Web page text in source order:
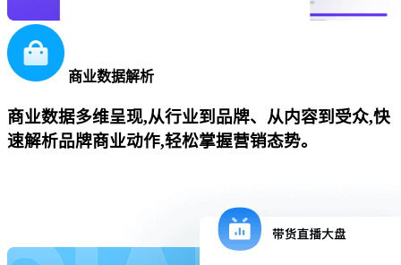
商业数据解析
商业数据多维呈现,从行业到品牌、从内容到受众,快
速解析品牌商业动作,轻松掌握营销态势。